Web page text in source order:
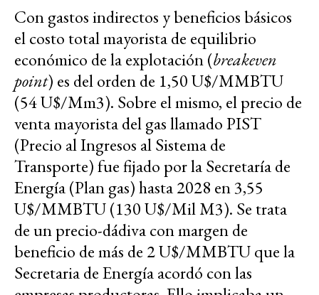
Con gastos indirectos y beneficios básicos
el costo total mayorista de equilibrio
económico de la explotación (breakeven
point) es del orden de 1,50 U$/MMBTU
(54 U$/Mm3). Sobre el mismo, el precio de
venta mayorista del gas llamado PIST
(Precio al Ingresos al Sistema de
Transporte) fue fijado por la Secretaría de
Energía (Plan gas) hasta 2028 en 3,55
U$/MMBTU (130 U$/Mil M3). Se trata
de un precio-dádiva con margen de
beneficio de más de 2 U$/MMBTU que la
Secretaria de Energía acordó con las